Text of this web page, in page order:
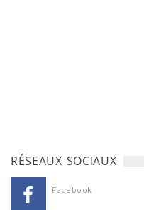
RÉSEAUX SOCIAUX
Facebook